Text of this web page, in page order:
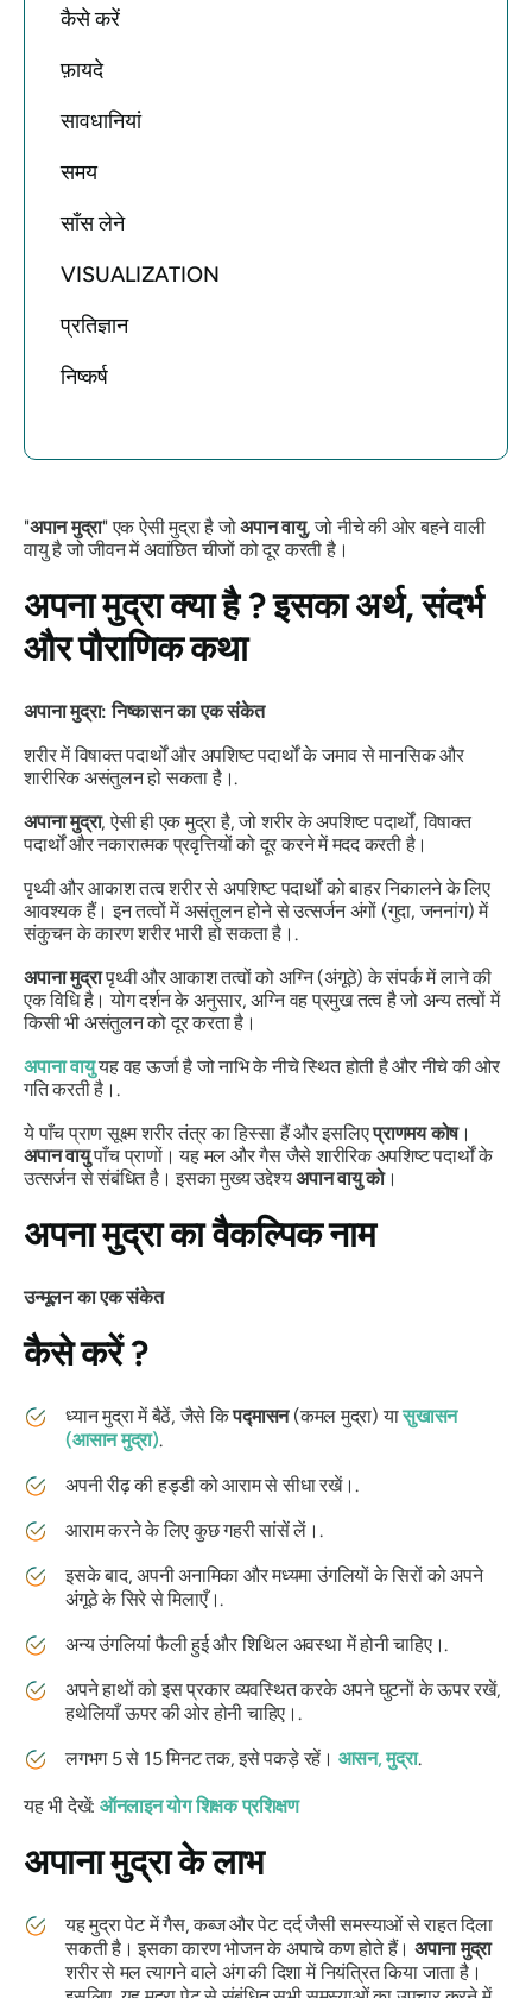
कैसे करें
फ़ायदे
सावधानियां
समय
साँस लेने
VISUALIZATION
प्रतिज्ञान
निष्कर्ष
"अपानमुद्रा" एक ऐसी मुद्रा है जोअपानवायु, जो नीचे की ओर बहने वाली
वायु है जो जीवन में अवांछित चीजों को दूर करती है।
अपना मुद्राक्या है ? इसका अर्थ, संदर्भ
और पौराणिक कथा
अपानामुद्रा: निष्कासन का एक संकेत
शरीर में विषाक्त पदार्थों और अपशिष्ट पदार्थों के जमाव से मानसिक और
शारीरिक असंतुलन हो सकता है।.
अपानामुद्रा, ऐसी ही एकमुद्रा है, जो शरीर के अपशिष्ट पदार्थों, विषाक्त
पदार्थों और नकारात्मक प्रवृत्तियों को दूर करने में मदद करती है।
पृथ्वी और आकाश तत्व शरीर से अपशिष्ट पदार्थों को बाहर निकालने के लिए
आवश्यक हैं। इन तत्वों में असंतुलन होने से उत्सर्जन अंगों (गुदा, जननांग) में
संकुचन के कारण शरीर भारी हो सकता है।.
अपानामुद्रापृथ्वी और आकाश तत्वों को अग्नि (अंगूठे) के संपर्क में लाने की
एक विधि है। योग दर्शन के अनुसार, अग्नि वह प्रमुख तत्व है जो अन्य तत्वों में
किसी भी असंतुलन को दूर करता है।
अपानावायुयह वह ऊर्जा है जो नाभि के नीचे स्थित होती है और नीचे की ओर
गति करती है।.
ये पाँचप्राणसूक्ष्म शरीर तंत्र का हिस्सा हैं और इसलिएप्राणमयकोष।
अपानवायुपाँचप्राणों। यह मल और गैस जैसे शारीरिक अपशिष्ट पदार्थों के
उत्सर्जन से संबंधित है। इसका मुख्य उद्देश्यअपानवायु को।
अपनामुद्राका वैकल्पिक नाम
उन्मूलन का एक संकेत
कैसे करें?
ध्यान मुद्रा में बैठें, जैसे किपद्मासन(कमल मुद्रा) यासुखासन
(आसान मुद्रा).
अपनी रीढ़ की हड्डी को आराम से सीधा रखें।.
आराम करने के लिए कुछ गहरी सांसें लें।.
इसके बाद, अपनी अनामिका और मध्यमा उंगलियों के सिरों को अपने
अंगूठे के सिरे से मिलाएँ।.
अन्य उंगलियां फैली हुई और शिथिल अवस्था में होनी चाहिए।.
अपने हाथों को इस प्रकार व्यवस्थित करके अपने घुटनों के ऊपर रखें,
हथेलियाँ ऊपर की ओर होनी चाहिए।.
लगभग 5 से 15 मिनट तक, इसे पकड़े रहें। आसन,मुद्रा.
यह भी देखें: ऑनलाइन योग शिक्षक प्रशिक्षण
अपाना मुद्राके लाभ
यहमुद्रापेट में गैस, कब्ज और पेट दर्द जैसी समस्याओं से राहत दिला
सकती है। इसका कारण भोजन के अपाचे कण होते हैं। अपानामुद्रा
शरीर से मल त्यागने वाले अंग की दिशा में नियंत्रित किया जाता है।